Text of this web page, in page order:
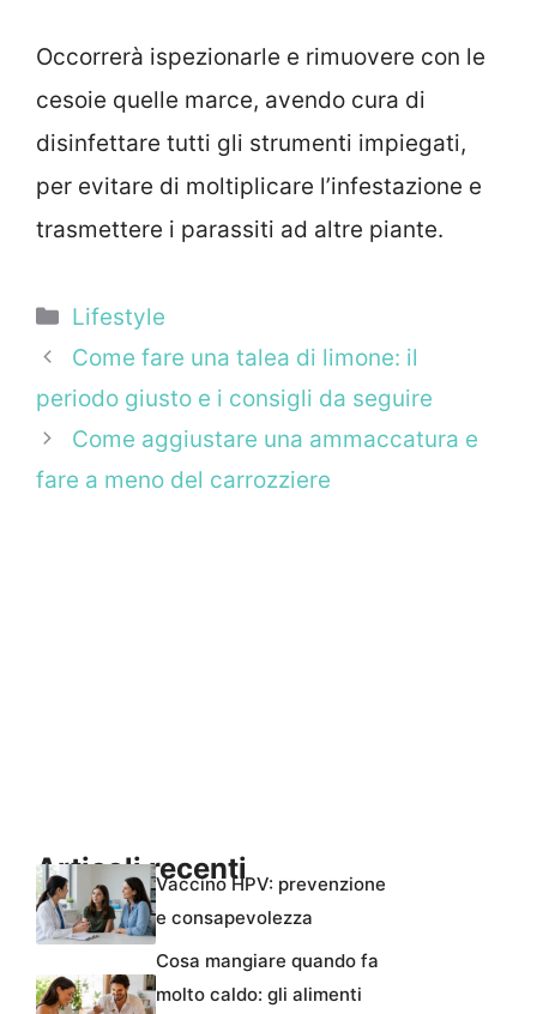
Occorrerà ispezionarle e rimuovere con le
cesoie quelle marce, avendo cura di
disinfettare tutti gli strumenti impiegati,
per evitare di moltiplicare l’infestazione e
trasmettere i parassiti ad altre piante.
Categorie
Lifestyle
Come fare una talea di limone: il
periodo giusto e i consigli da seguire
Come aggiustare una ammaccatura e
fare a meno del carrozziere
Articoli recentiVaccino HPV: prevenzione
e consapevolezza
Cosa mangiare quando fa
molto caldo: gli alimenti